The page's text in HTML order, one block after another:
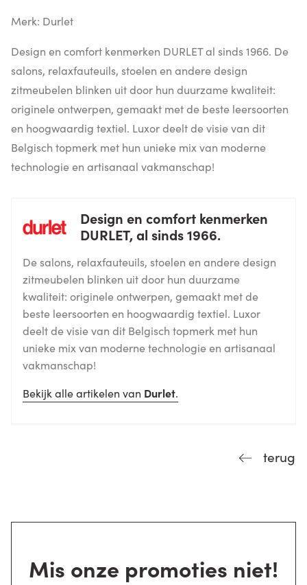
Merk: Durlet
Design en comfort kenmerken DURLET al sinds 1966. De
salons, relaxfauteuils, stoelen en andere design
zitmeubelen blinken uit door hun duurzame kwaliteit:
originele ontwerpen, gemaakt met de beste leersoorten
en hoogwaardig textiel. Luxor deelt de visie van dit
Belgisch topmerk met hun unieke mix van moderne
technologie en artisanaal vakmanschap!
Design en comfort kenmerken
DURLET, al sinds 1966.
De salons, relaxfauteuils, stoelen en andere design
zitmeubelen blinken uit door hun duurzame
kwaliteit: originele ontwerpen, gemaakt met de
beste leersoorten en hoogwaardig textiel. Luxor
deelt de visie van dit Belgisch topmerk met hun
unieke mix van moderne technologie en artisanaal
vakmanschap!
Bekijk alle artikelen van Durlet.
terug
Mis onze promoties niet!